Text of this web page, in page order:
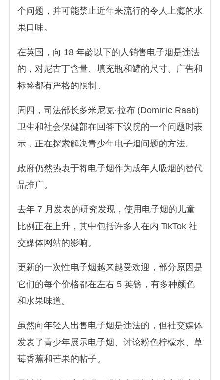
个问题，并可能禁止近年来流行的令人上瘾的水
果口味。
在英国，向 18 年龄以下的人销售电子烟是违法
的，对尼古丁含量、填充瓶和罐的尺寸、广告和
标签都有严格的限制。
周四，司法部长多米尼克·拉布 (Dominic Raab)
卫生和社会保健部在回答下议院的一个问题时表
示，正在探索解决青少年电子烟问题的方法。
政府仍然热衷于将电子烟作为成年人吸烟的替代
品推广。
去年 7 月发表的研究发现，使用电子烟的儿童
比例正在上升，其中包括许多人在内 TikTok 社
交媒体网站的影响。
更新的一次性电子烟越来越受欢迎，部分原因是
它们的每个价格都在左右 5 英镑，有多种颜色
和水果味道。
虽然向年轻人出售电子烟是违法的，但社交媒体
发表了青少年展示电子烟、讨论粉色柠檬水、草
莓香蕉和芒果的帖子。